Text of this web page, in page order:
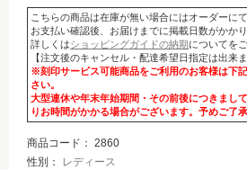
こちらの商品は在庫が無い場合にはオーダーにて
お支払い確認後、お届けまでに掲載日数がかかり
詳しくはショッピングガイドの納期についてを
【注文後のキャンセル・配達希望日指定は出来ま
※刻印サービス可能商品をご利用のお客様は下
さい。
大型連休や年末年始期間・その前後につきまし
りお時間がかかる場合がございます。予めご了
商品コード： 2860
性別：
レディース